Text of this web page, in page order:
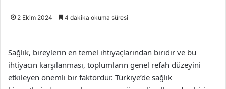
2 Ekim 2024 4 dakika okuma süresi
Sağlık, bireylerin en temel ihtiyaçlarından biridir ve bu
ihtiyacın karşılanması, toplumların genel refah düzeyini
etkileyen önemli bir faktördür. Türkiye’de sağlık